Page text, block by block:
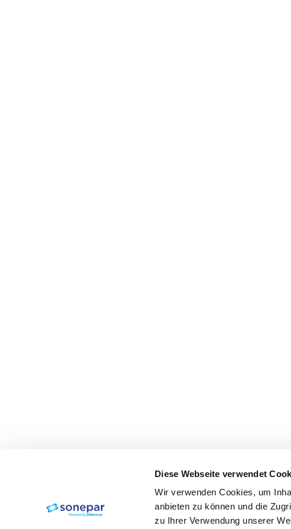
Diese Webseite verwendet
Wir verwenden Cookies, um
anbieten zu können und die
zu Ihrer Verwendung unserer